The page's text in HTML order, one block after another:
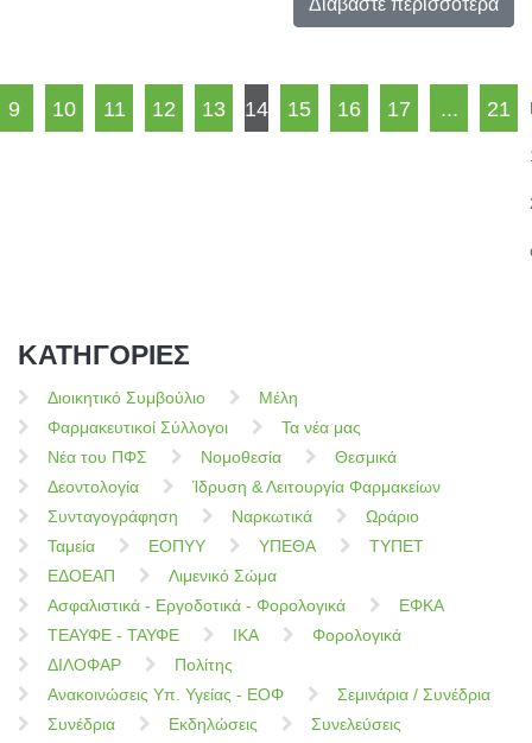
Διαβάστε περισσότερα
9 10 11 12 13 14 15 16 17 ... 21
ΚΑΤΗΓΟΡΙΕΣ
Διοικητικό Συμβούλιο
Μέλη
Φαρμακευτικοί Σύλλογοι
Τα νέα μας
Νέα του ΠΦΣ
Νομοθεσία
Θεσμικά
Δεοντολογία
Ίδρυση & Λειτουργία Φαρμακείων
Συνταγογράφηση
Ναρκωτικά
Ωράριο
Ταμεία
ΕΟΠΥΥ ΥΠΕΘΑ
ΤΥΠΕΤ
ΕΔΟΕΑΠ
Λιμενικό Σώμα
Ασφαλιστικά - Εργοδοτικά - Φορολογικά
ΕΦΚΑ
ΤΕΑΥΦΕ - ΤΑΥΦΕ
ΙΚΑ
Φορολογικά
ΔΙΛΟΦΑΡ
Πολίτης
Ανακοινώσεις Υπ. Υγείας - ΕΟΦ
Σεμινάρια / Συνέδρια
Συνέδρια
Εκδηλώσεις
Συνελεύσεις